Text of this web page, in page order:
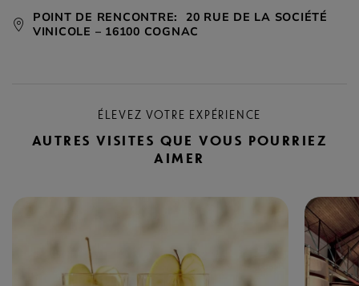
POINT DE RENCONTRE:
20 RUE DE LA SOCIÉTÉ
VINICOLE – 16100 COGNAC
ÉLEVEZ VOTRE EXPÉRIENCE
AUTRES VISITES QUE VOUS POURRIEZ
AIMER